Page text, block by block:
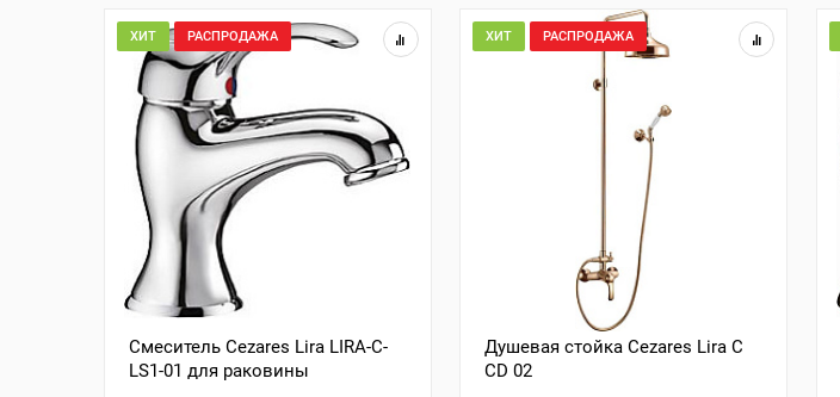
ХИТ РАСПРОДАЖА
Смеситель Cezares Lira LIRA-C-
LS1-01 для раковины
ХИТ РАСПРОДАЖА
Душевая стойка Cezares Lira C
CD 02